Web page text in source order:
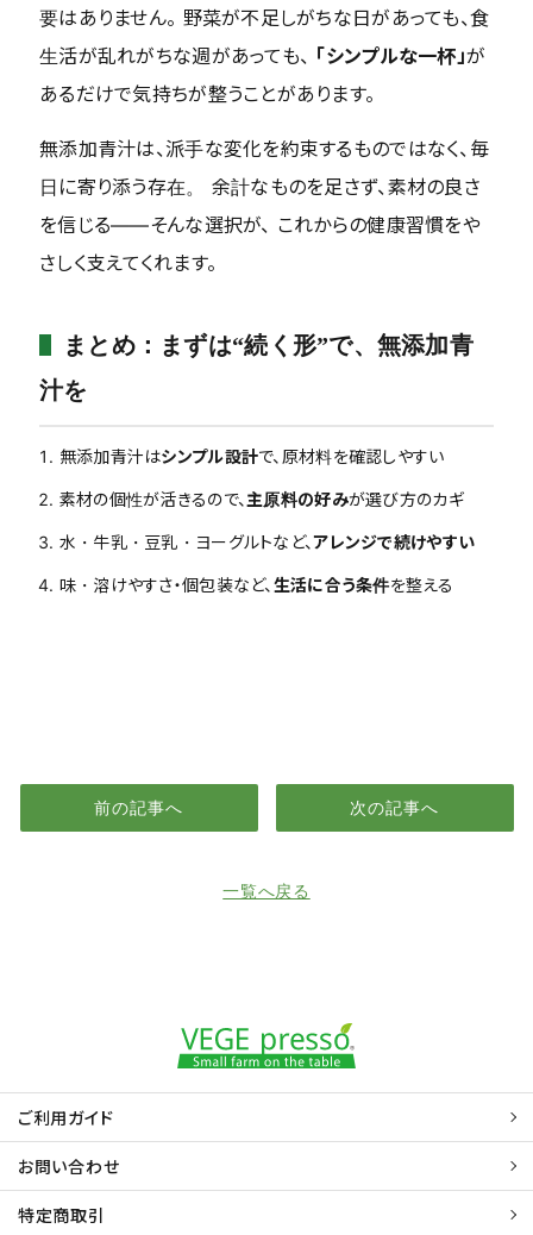
要はありません。 野菜が不足しがちな日があっても、食
生活が乱れがちな週があっても、 「シンプルな一杯」が
あるだけで気持ちが整うことがあります。
無添加青汁は、派手な変化を約束するものではなく、毎
日に寄り添う存在。 余計なものを足さず、素材の良さ
を信じる――そんな選択が、 これからの健康習慣をや
さしく支えてくれます。
まとめ：まずは“続く形”で、無添加青
汁を
無添加青汁はシンプル設計で、原材料を確認しやすい
素材の個性が活きるので、 主原料の好みが選び方のカギ
水・牛乳・豆乳・ヨーグルトなど、アレンジで続けやすい
味・溶けやすさ・個包装など、 生活に合う条件を整える
前の記事へ
一覧へ戻る
次の記事へ
ご利用ガイド
お問い合わせ
特定商取引